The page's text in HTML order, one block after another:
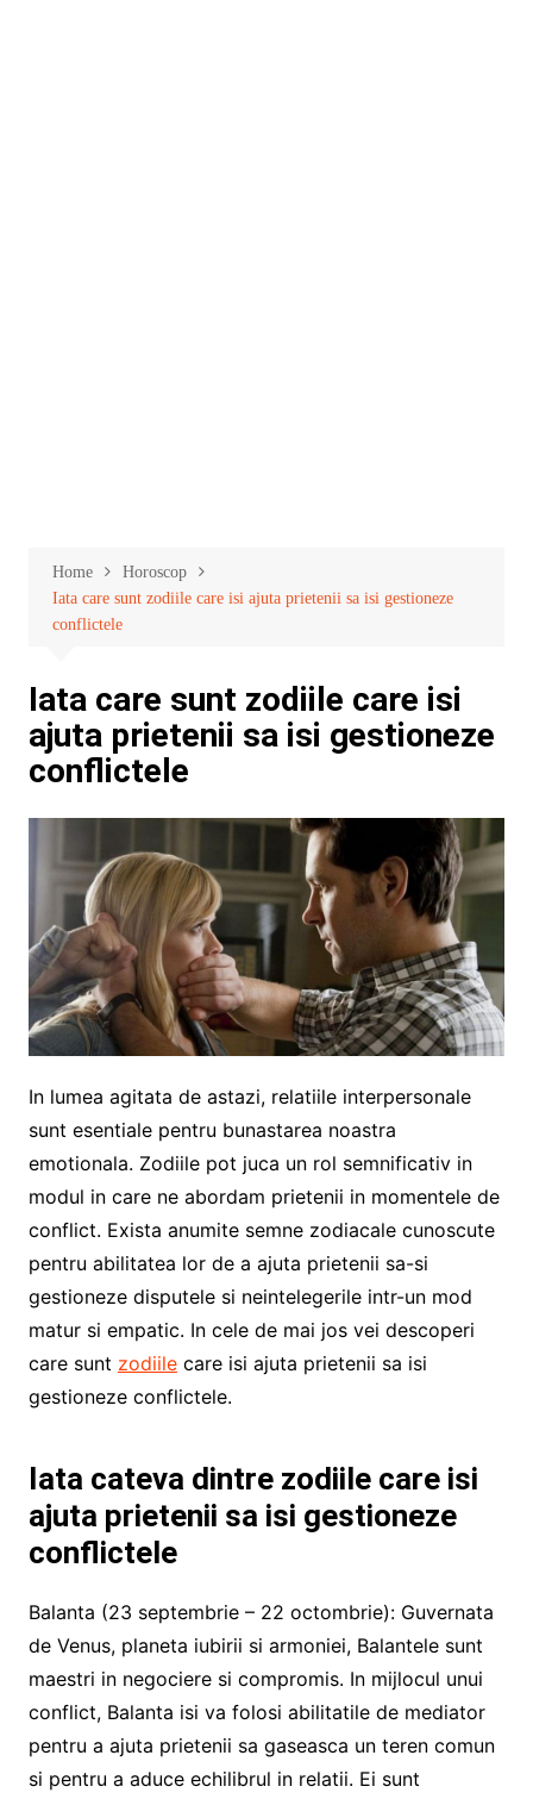
Home
Horoscop
Iata care sunt zodiile care isi ajuta prietenii sa isi gestioneze
conflictele
Iata care sunt zodiile care isi
ajuta prietenii sa isi gestioneze
conflictele
In lumea agitata de astazi, relatiile interpersonale
sunt esentiale pentru bunastarea noastra
emotionala. Zodiile pot juca un rol semnificativ in
modul in care ne abordam prietenii in momentele de
conflict. Exista anumite semne zodiacale cunoscute
pentru abilitatea lor de a ajuta prietenii sa-si
gestioneze disputele si neintelegerile intr-un mod
matur si empatic. In cele de mai jos vei descoperi
care sunt zodiilecare isi ajuta prietenii sa isi
gestioneze conflictele.
Iata cateva dintre zodiile care isi
ajuta prietenii sa isi gestioneze
conflictele
Balanta (23 septembrie – 22 octombrie): Guvernata
de Venus, planeta iubirii si armoniei, Balantele sunt
maestri in negociere si compromis. In mijlocul unui
conflict, Balanta isi va folosi abilitatile de mediator
pentru a ajuta prietenii sa gaseasca un teren comun
si pentru a aduce echilibrul in relatii. Ei sunt